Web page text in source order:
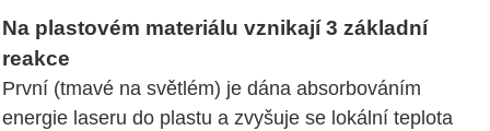
Na plastovém materiálu vznikají 3 základní
reakce
První (tmavé na světlém) je dána absorbováním
energie laseru do plastu a zvyšuje se lokální teplota